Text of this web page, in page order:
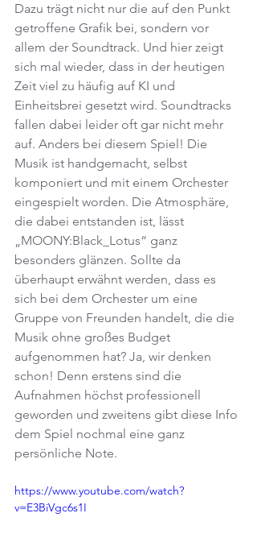
Dazu trägt nicht nur die auf den Punkt
getroffene Grafik bei, sondern vor
allem der Soundtrack. Und hier zeigt
sich mal wieder, dass in der heutigen
Zeit viel zu häufig auf KI und
Einheitsbrei gesetzt wird. Soundtracks
fallen dabei leider oft gar nicht mehr
auf. Anders bei diesem Spiel! Die
Musik ist handgemacht, selbst
komponiert und mit einem Orchester
eingespielt worden. Die Atmosphäre,
die dabei entstanden ist, lässt
„MOONY:Black_Lotus“ ganz
besonders glänzen. Sollte da
überhaupt erwähnt werden, dass es
sich bei dem Orchester um eine
Gruppe von Freunden handelt, die die
Musik ohne großes Budget
aufgenommen hat? Ja, wir denken
schon! Denn erstens sind die
Aufnahmen höchst professionell
geworden und zweitens gibt diese Info
dem Spiel nochmal eine ganz
persönliche Note.
https://www.youtube.com/watch?
v=E3BiVgc6s1I